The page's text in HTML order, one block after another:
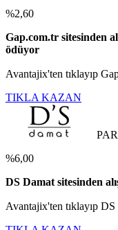
%2,60
Gap.com.tr sitesinden
ödüyor
Avantajix'ten tıklayıp
TIKLA KAZAN
%6,00
DS Damat sitesinden
Avantajix'ten tıklayıp